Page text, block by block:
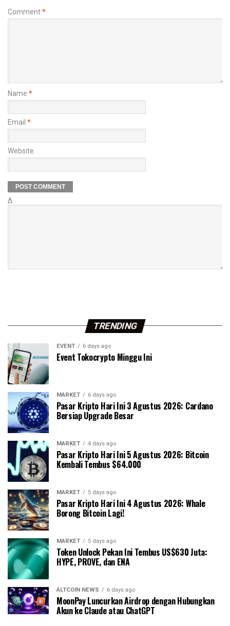
Comment*
Name *
Email *
Website
Δ
TRENDING
EVENT 6 days ago
Event Tokocrypto Minggu Ini
MARKET 6 days ago
Pasar Kripto Hari Ini 3 Agustus 2026: Cardano
Bersiap Upgrade Besar
MARKET 4 days ago
Pasar Kripto Hari Ini 5 Agustus 2026: Bitcoin
Kembali Tembus $64.000
MARKET 5 days ago
Pasar Kripto Hari Ini 4 Agustus 2026: Whale
Borong Bitcoin Lagi!
MARKET 5 days ago
Token Unlock Pekan Ini Tembus US$630 Juta:
HYPE, PROVE, dan ENA
ALTCOIN NEWS 6 days ago
MoonPay Luncurkan Airdrop dengan Hubungkan
Akun ke Claude atau ChatGPT